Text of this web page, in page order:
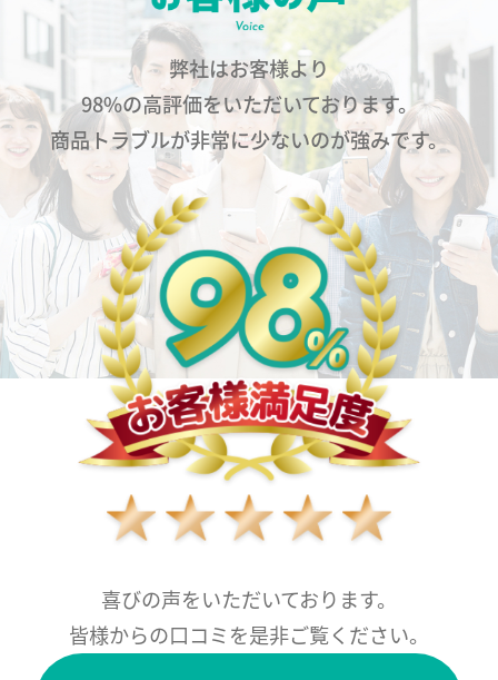
弊社はお客様より
98%の高評価をいただいております。
商品トラブルが非常に少ないのが強みです。
喜びの声をいただいております。
皆様からの口コミを是非ご覧ください。